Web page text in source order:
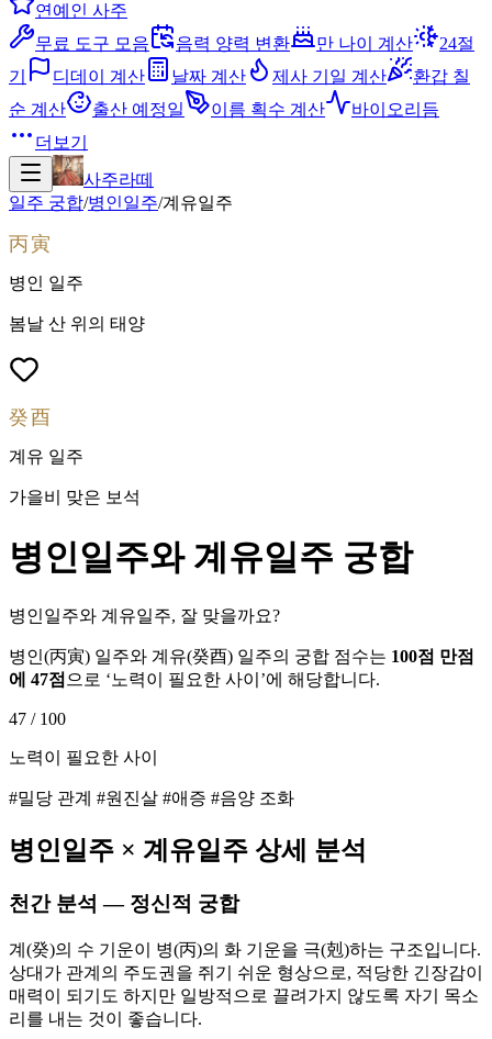
연예인 사주
무료 도구 모음
음력 양력 변환 만 나이 계산
24절
기
디데이 계산 날짜 계산 제사 기일 계산
환갑 칠
순 계산
출산 예정일 이름 획수 계산
바이오리듬
더보기
사주라떼
일주 궁합/병인일주/계유일주
丙寅
병인 일주
봄날 산 위의 태양
癸酉
계유 일주
가을비 맞은 보석
병인일주와 계유일주 궁합
병인일주와 계유일주, 잘 맞을까요?
병인(丙寅) 일주와 계유(癸酉) 일주의 궁합 점수는 100점 만점
에 47점 으로 ‘노력이 필요한 사이 ’에 해당합니다.
47 / 100
노력이 필요한 사이
#밀당 관계 #원진살 #애증 #음양 조화
병인일주 × 계유일주 상세 분석
천간 분석 — 정신적 궁합
계(癸)의 수 기운이 병(丙)의 화 기운을 극(剋)하는 구조입니다.
상대가 관계의 주도권을 쥐기 쉬운 형상으로, 적당한 긴장감이
매력이 되기도 하지만 일방적으로 끌려가지 않도록 자기 목소
리를 내는 것이 좋습니다.